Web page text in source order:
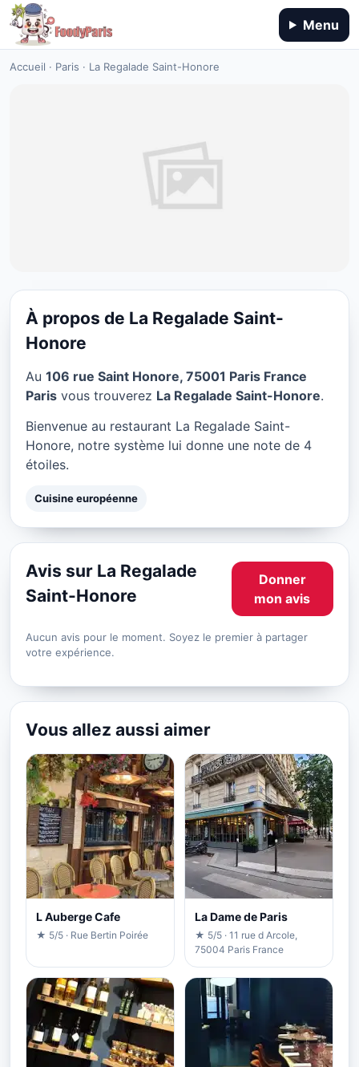
Menu
Accueil · Paris · La Regalade Saint-Honore
CUISINE EUROPÉENNE
à Paris
À propos de La Regalade Saint-
Honore
Au 106 rue Saint Honore, 75001 Paris France
Paris vous trouverez La Regalade Saint-Honore.
Bienvenue au restaurant La Regalade Saint-
Honore, notre système lui donne une note de 4
étoiles.
Cuisine européenne
Avis sur La Regalade
Saint-Honore
Donner
mon avis
Aucun avis pour le moment. Soyez le premier à partager
votre expérience.
Vous allez aussi aimer
L Auberge Cafe
★ 5/5 · Rue Bertin Poirée
La Dame de Paris
★ 5/5 · 11 rue d Arcole,
75004 Paris France